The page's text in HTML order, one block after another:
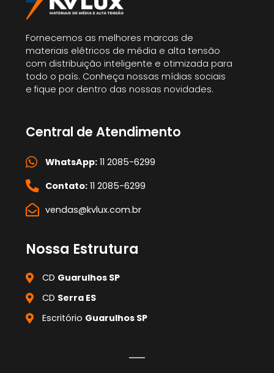
Fornecemos as melhores marcas de
materiais elétricos de média e alta tensão
com distribuição inteligente e otimizada para
todo o país. Conheça nossas mídias sociais
e fique por dentro das nossas novidades.
Central de Atendimento
WhatsApp:11 2085-6299
Contato:11 2085-6299
vendas@kvlux.com.br
Nossa Estrutura
CD Guarulhos SP
CD Serra ES
Escritório Guarulhos SP